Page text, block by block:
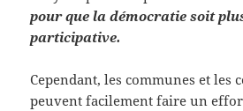
pour que la démocratie soit
participative.
Cependant, les communes et les
peuvent facilement faire un